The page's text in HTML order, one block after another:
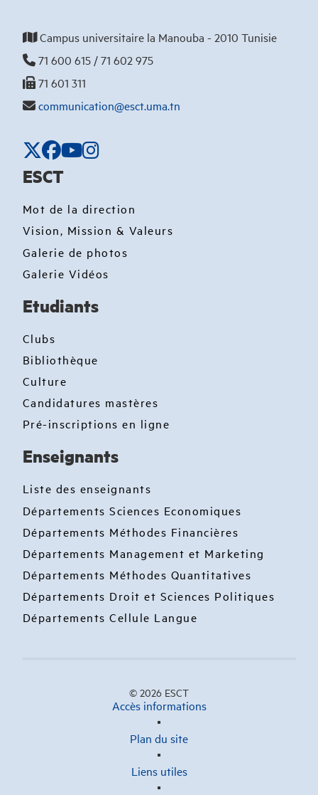
Campus universitaire la Manouba - 2010 Tunisie
71 600 615 / 71 602 975
71 601 311
communication@esct.uma.tn
ESCT
Mot de la direction
Vision, Mission & Valeurs
Galerie de photos
Galerie Vidéos
Etudiants
Clubs
Bibliothèque
Culture
Candidatures mastères
Pré-inscriptions en ligne
Enseignants
Liste des enseignants
Départements Sciences Economiques
Départements Méthodes Financières
Départements Management et Marketing
Départements Méthodes Quantitatives
Départements Droit et Sciences Politiques
Départements Cellule Langue
© 2026 ESCT
Accès informations
Plan du site
Liens utiles